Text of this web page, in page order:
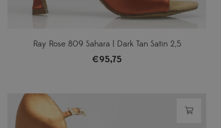
Ray Rose 809 Sahara | Dark Tan Satin 2,5
€95,75